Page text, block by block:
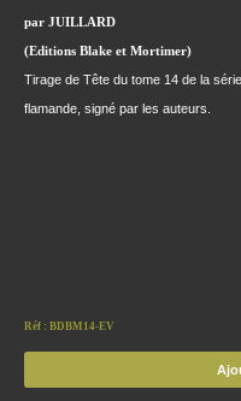
par JUILLARD
(Editions Blake et Mortimer)
Tirage de Tête du tome 14 de la
flamande, signé par les auteurs.
Réf : BDBM14-EV